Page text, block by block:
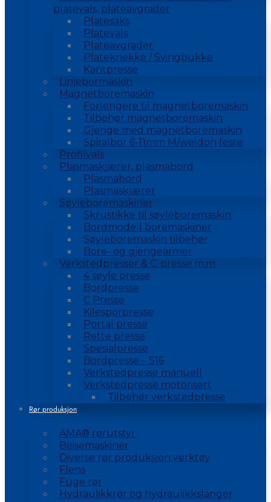
platevals, plateavgrader
Platesaks
Platevals
Plateavgrader
Plateknekke / Svingbukke
Kantpresse
Linjebormaskin
Magnetboremaskin
Forlengere til magnetboremaskin
Tilbehør magnetboremaskin
Gjenge med magnetboremaskin
Spiralbor 6-11mm M/weldon feste
Profilvals
Plasmaskjærer, plasmabord
Plasmabord
Plasmaskjærer
Søyleboremaskiner
Skrustikke til søyleboremaskin
Bordmodell boremaskiner
Søyleboremaskin tilbehør
Bore- og gjengearmer
Verkstedpresser & C-presse m.m
4 søyle presse
Bordpresse
C Presse
Kilesporpresse
Portal presse
Rette presse
Spesialpresse
Bordpresse – S16
Verkstedpresse manuell
Verkstedpresse motorisert
Tilbehør verkstedpresse
Rør produksjon
AMA® rørutstyr
Beisemaskiner
Diverse rør produksjon verktøy
Flens
Fuge rør
Hydraulikkrør og hydraulikkslanger